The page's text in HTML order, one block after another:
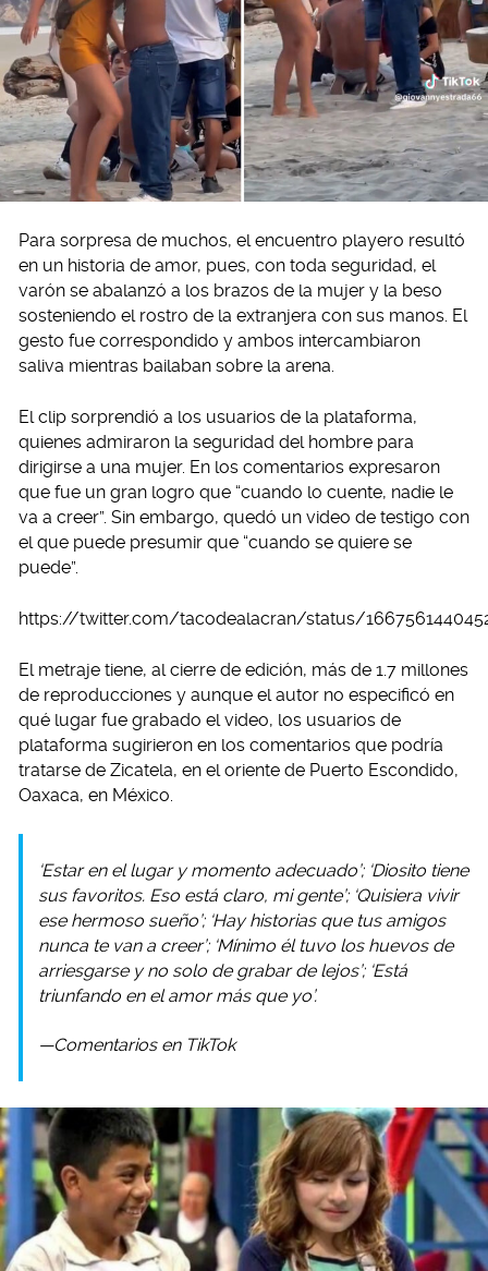
Para sorpresa de muchos, el encuentro playero resultó
en un historia de amor, pues, con toda seguridad, el
varón se abalanzó a los brazos de la mujer y la beso
sosteniendo el rostro de la extranjera con sus manos. El
gesto fue correspondido y ambos intercambiaron
saliva mientras bailaban sobre la arena.
El clip sorprendió a los usuarios de la plataforma,
quienes admiraron la seguridad del hombre para
dirigirse a una mujer. En los comentarios expresaron
que fue un gran logro que “cuando lo cuente, nadie le
va a creer”. Sin embargo, quedó un video de testigo con
el que puede presumir que “cuando se quiere se
puede”.
https://twitter.com/tacodealacran/status/
El metraje tiene, al cierre de edición, más de 1.7 millones
de reproducciones y aunque el autor no especificó en
qué lugar fue grabado el video, los usuarios de
plataforma sugirieron en los comentarios que podría
tratarse de Zicatela, en el oriente de Puerto Escondido,
Oaxaca, en México.
‘Estar en el lugar y momento adecuado’; ‘Diosito tiene
sus favoritos. Eso está claro, mi gente’; ‘Quisiera vivir
ese hermoso sueño’; ‘Hay historias que tus amigos
nunca te van a creer’; ‘Mínimo él tuvo los huevos de
arriesgarse y no solo de grabar de lejos’; ‘Está
triunfando en el amor más que yo’.
—Comentarios en TikTok